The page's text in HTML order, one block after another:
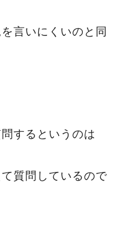
言いにくいのと同
するというのは
質問しているので